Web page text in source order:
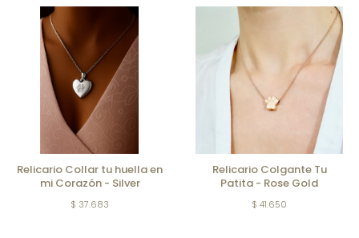
Relicario Collar tu huella en
mi Corazón - Silver
$ 37.683
Relicario Colgante Tu
Patita - Rose Gold
$ 41.650